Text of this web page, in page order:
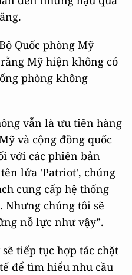
Quốc phòng Mỹ
Mỹ hiện không có
phòng không
vẫn là ưu tiên hàng
và cộng đồng quốc
với các phiên bản
lửa 'Patriot', chúng
cung cấp hệ thống
chúng tôi sẽ
nỗ lực như vậy”.
tiếp tục hợp tác chặt
để tìm hiểu nhu cầu